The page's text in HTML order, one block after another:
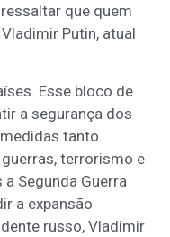
que quem
Putin, atual
Esse bloco de
a segurança dos
tanto
terrorismo e
Segunda Guerra
a expansão
russo, Vladimir